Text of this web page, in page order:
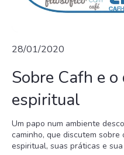
28/01/2020
Sobre Cafh e
espiritual
Um papo num ambiente
caminho, que discutem
espiritual, suas práticas e sua